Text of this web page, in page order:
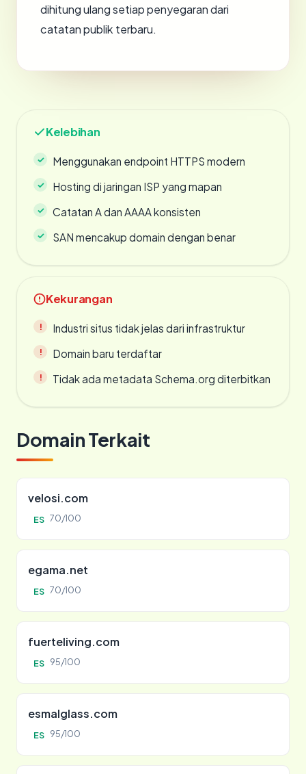
dihitung ulang setiap penyegaran dari
catatan publik terbaru.
Kelebihan
Menggunakan endpoint HTTPS modern
Hosting di jaringan ISP yang mapan
Catatan A dan AAAA konsisten
SAN mencakup domain dengan benar
Kekurangan
Industri situs tidak jelas dari infrastruktur
Domain baru terdaftar
Tidak ada metadata Schema.org diterbitkan
Domain Terkait
velosi.com
ES 70/100
egama.net
ES 70/100
fuerteliving.com
ES 95/100
esmalglass.com
ES 95/100